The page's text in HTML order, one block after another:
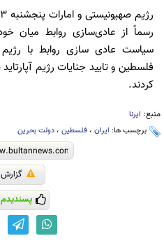
رسماً از عادی‌سازی روابط میان
سیاست عادی سازی روابط با
فلسطین و تایید جنایات رژیم
کردند.
منبع: ایرنا
برچسب ها: ایران ، فلسطین ، دولت بحرین
پسندیدم